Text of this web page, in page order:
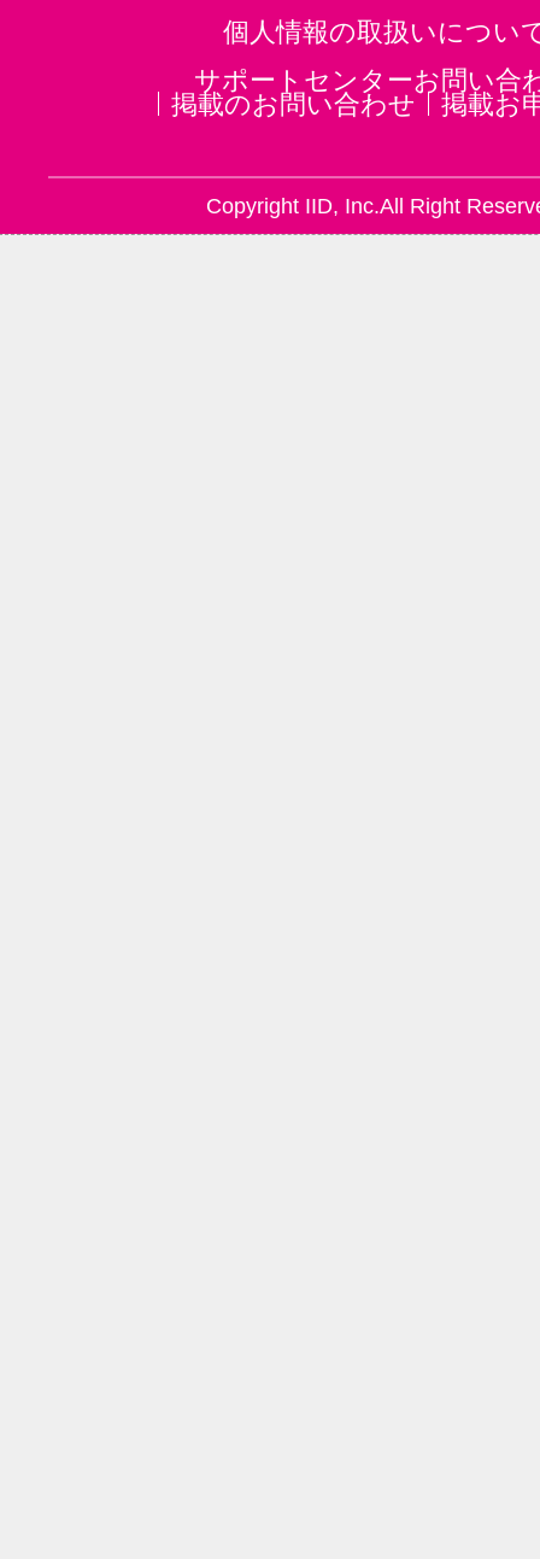
個人情報の取扱いについ
サポートセンターお問い合
掲載のお問い合わせ
掲載お
Copyright IID, Inc.All Right